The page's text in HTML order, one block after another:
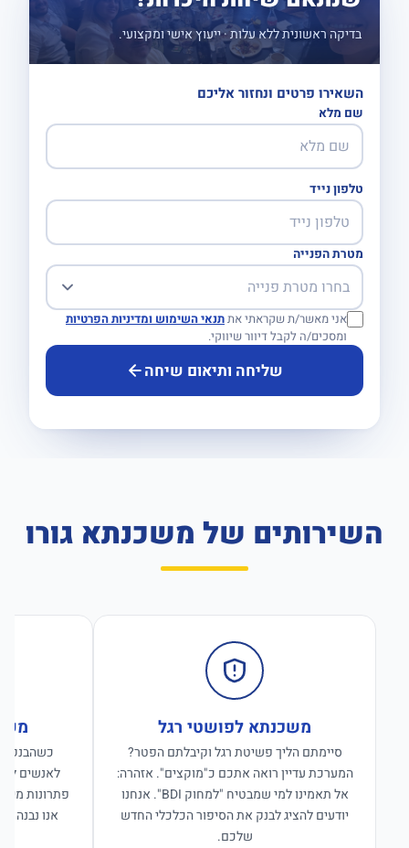
בדיקה ראשונית ללא עלות · ייעוץ אישי ומקצועי.
השאירו פרטים ונחזור אליכם
שם מלא
טלפון נייד
מטרת הפנייה
אני מאשר/ת שקראתי אתתנאי השימוש ומדיניות הפרטיות
ומסכים/ה לקבל דיוור שיווקי.
שליחה ותיאום שיחה
השירותים של משכנתא גורו
משכנתא לפושטי רגל
סיימתם הליך פשיטת רגל וקיבלתם הפטר?
המערכת עדיין רואה אתכם כ"מוקצים". אזהרה:
אל תאמינו למי שמבטיח "למחוק BDI". אנחנו
יודעים להציג לבנק את הסיפור הכלכלי החדש
שלכם.
לאנשים
פתרונות
אנו נבנה